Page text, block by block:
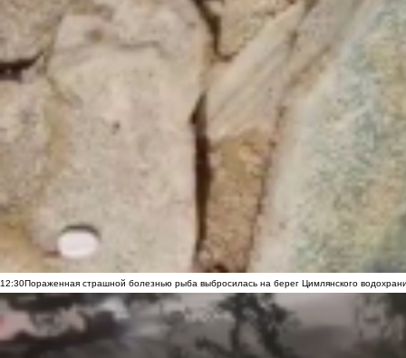
12:30Пораженная страшной болезнью рыба выбросилась на берег Цимлянского